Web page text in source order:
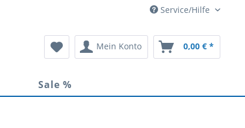
Service/Hilfe
Mein Konto 0,00 € *
Sale %